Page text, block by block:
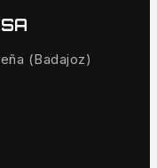
(Badajoz)